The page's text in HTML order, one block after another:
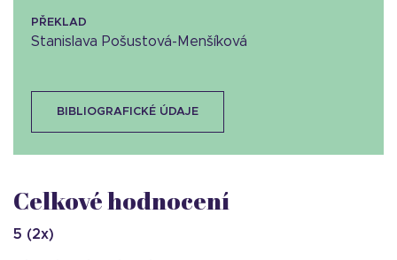
PŘEKLAD
Stanislava Pošustová-Menšíková
BIBLIOGRAFICKÉ ÚDAJE
Celkové hodnocení
5 (2x)